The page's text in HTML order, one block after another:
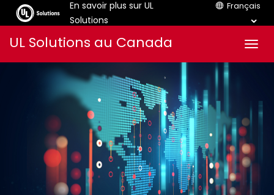
En savoir plus sur UL
Solutions
Français
auUL Solutions au Canada